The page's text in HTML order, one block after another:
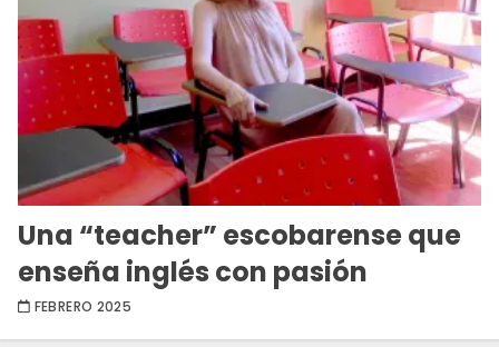
Una “teacher” escobarense que
enseña inglés con pasión
FEBRERO 2025